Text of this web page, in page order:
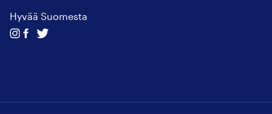
Hyvää Suomesta
Seuraa
SeuraaSeuraa